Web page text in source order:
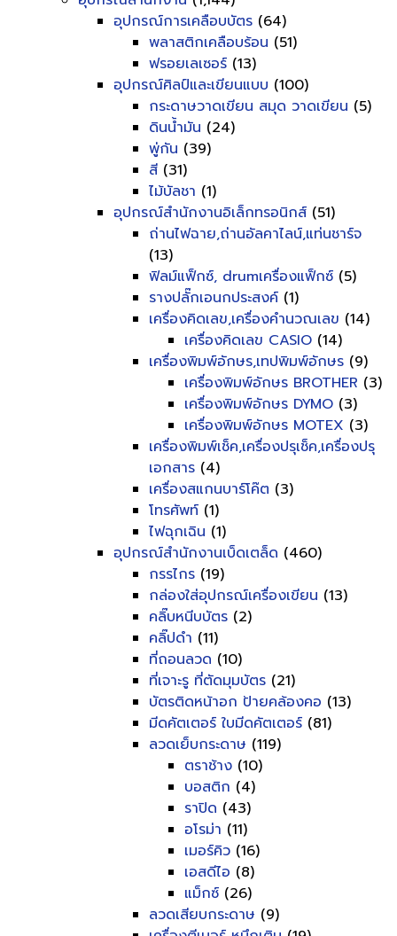
อุปกรณ์การเคลือบบัตร (64)
พลาสติกเคลือบร้อน (51)
ฟรอยเลเซอร์ (13)
อุปกรณ์ศิลป์และเขียนแบบ (100)
กระดาษวาดเขียน สมุด วาดเขียน (5)
ดินน้ำมัน (24)
พู่กัน (39)
สี (31)
ไม้บัลชา (1)
อุปกรณ์สำนักงานอิเล็กทรอนิกส์ (51)
ถ่านไฟฉาย,ถ่านอัลคาไลน์,แท่นชาร์จ
(13)
ฟิลม์แฟ็กซ์, drumเครื่องแฟ็กซ์ (5)
รางปลั๊กเอนกประสงค์ (1)
เครื่องคิดเลข,เครื่องคำนวณเลข (14)
เครื่องคิดเลข CASIO (14)
เครื่องพิมพ์อักษร,เทปพิมพ์อักษร (9)
เครื่องพิมพ์อักษร BROTHER (3)
เครื่องพิมพ์อักษร DYMO (3)
เครื่องพิมพ์อักษร MOTEX (3)
เครื่องพิมพ์เช็ค,เครื่องปรุเช็ค,เครื่องปรุ
เอกสาร (4)
เครื่องสแกนบาร์โค๊ต (3)
โทรศัพท์ (1)
ไฟฉุกเฉิน (1)
อุปกรณ์สำนักงานเบ็ดเตล็ด (460)
กรรไกร (19)
กล่องใส่อุปกรณ์เครื่องเขียน (13)
คลิ๊บหนีบบัตร (2)
คลิ๊ปดำ (11)
ที่ถอนลวด (10)
ที่เจาะรู ที่ตัดมุมบัตร (21)
บัตรติดหน้าอก ป้ายคล้องคอ (13)
มีดคัตเตอร์ ใบมีดคัตเตอร์ (81)
ลวดเย็บกระดาษ (119)
ตราช้าง (10)
บอสติก (4)
ราปิด (43)
อโรม่า (11)
เมอร์คิว (16)
เอสดีไอ (8)
แม็กซ์ (26)
ลวดเสียบกระดาษ (9)